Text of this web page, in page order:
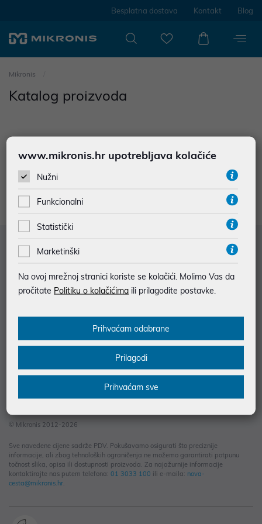
Besplatna dostava Kontakt Blog
Mikronis
Katalog proizvoda
Nisu prodađeni rezultati u kategoriji
Služba za korisnike
Saznajte više
© Mikronis 2012-2026
Sve navedene cijene sadrže PDV. Pokušavamo osigurati što preciznije
informacije, ali zbog tehnoloških ograničenja ne možemo garantirati potpunu
točnost slika, opisa ili dostupnosti proizvoda. Za najažurnije informacije
kontaktirajte nas putem telefona: 01 3033 100 ili e-maila: nova-
cesta@mikronis.hr.
www.mikronis.hr upotrebljava kolačiće
Nužni
Funkcionalni
Statistički
Marketinški
Na ovoj mrežnoj stranici koriste se kolačići. Molimo Vas da
pročitate Politiku o kolačićima ili prilagodite postavke.
Prihvaćam odabrane
Prilagodi
Prihvaćam sve